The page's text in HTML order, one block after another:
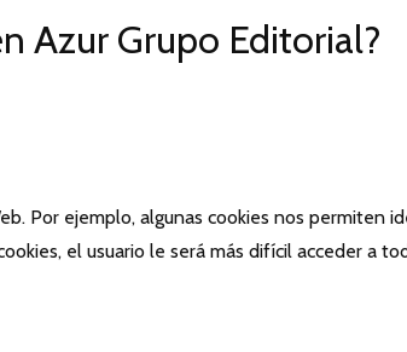
Azur Grupo Editorial?
Por ejemplo, algunas cookies nos permiten
el usuario le será más difícil acceder a